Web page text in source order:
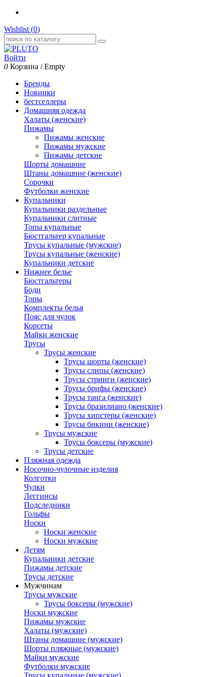
Wishlist (0)
Войти
0 Корзина /Empty
Бренды
Новинки
бестселлеры
Домашняя одежда
Халаты (женские)
Пижамы
Пижамы женские
Пижамы мужские
Пижамы детские
Шорты домашние
Штаны домашние (женские)
Сорочки
Футболки женские
Купальники
Купальники раздельные
Купальники слитные
Топы купальные
Бюстгальтер купальные
Трусы купальные (мужские)
Трусы купальные (женские)
Купальники детские
Нижнее белье
Бюстгальтеры
Боди
Топы
Комплекты белья
Пояс для чулок
Корсеты
Майки женские
Трусы
Трусы женские
Трусы шорты (женские)
Трусы слипы (женские)
Трусы стринги (женские)
Трусы брифы (женские)
Трусы танга (женские)
Трусы бразилиано (женские)
Трусы хипстеры (женские)
Трусы бикини (женские)
Трусы мужские
Трусы боксеры (мужские)
Трусы детские
Пляжная одежда
Носочно-чулочные изделия
Колготки
Чулки
Леггинсы
Подследники
Гольфы
Носки
Носки женские
Носки мужские
Детям
Купальники детские
Пижамы детские
Трусы детские
Мужчинам
Трусы мужские
Трусы боксеры (мужские)
Носки мужские
Пижамы мужские
Халаты (мужские)
Штаны домашние (мужские)
Шорты пляжные (мужские)
Майки мужские
Футболки мужские
Трусы купальные (мужские)